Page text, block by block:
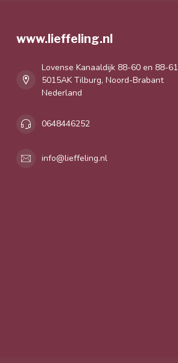
www.lieffeling.nl
Lovense Kanaaldijk 88-60 en 88-61
5015AK Tilburg, Noord-Brabant
Nederland
0648446252
info@lieffeling.nl